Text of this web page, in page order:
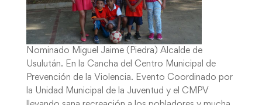
Nominado Miguel Jaime (Piedra) Alcalde de
Usulután. En la Cancha del Centro Municipal de
Prevención de la Violencia. Evento Coordinado por
la Unidad Municipal de la Juventud y el CMPV